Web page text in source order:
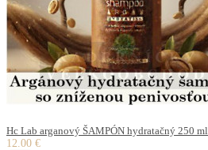
Hc Lab arganový ŠAMPÓN hydratačný 250 ml
12.00 €